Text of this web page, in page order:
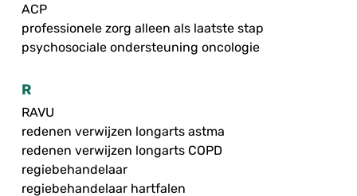
ACP
professionele zorg alleen als laatste stap
psychosociale ondersteuning oncologie
R
RAVU
redenen verwijzen longarts astma
redenen verwijzen longarts COPD
regiebehandelaar
regiebehandelaar hartfalen